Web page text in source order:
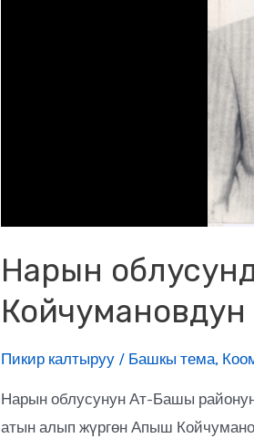
Нарын
Пикир калтыруу / Башкы тема,
Нарын облусунун Ат-Башы
атын алып жүргөн Апыш